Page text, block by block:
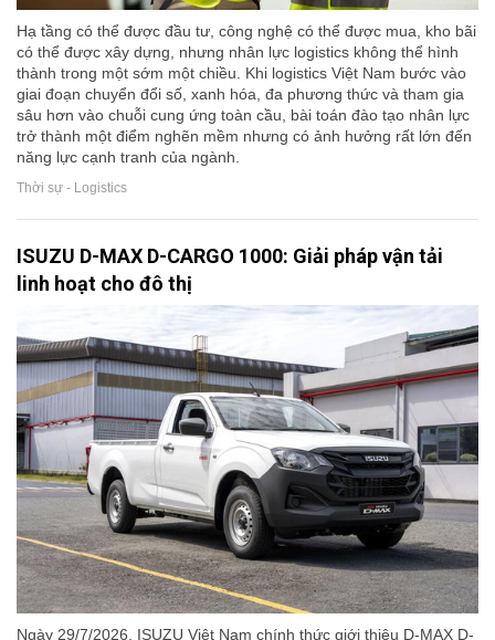
Hạ tầng có thể được đầu tư, công nghệ có thể được mua, kho bãi
có thể được xây dựng, nhưng nhân lực logistics không thể hình
thành trong một sớm một chiều. Khi logistics Việt Nam bước vào
giai đoạn chuyển đổi số, xanh hóa, đa phương thức và tham gia
sâu hơn vào chuỗi cung ứng toàn cầu, bài toán đào tạo nhân lực
trở thành một điểm nghẽn mềm nhưng có ảnh hưởng rất lớn đến
năng lực cạnh tranh của ngành.
Thời sự - Logistics
ISUZU D-MAX D-CARGO 1000: Giải pháp vận tải
linh hoạt cho đô thị
Ngày 29/7/2026, ISUZU Việt Nam chính thức giới thiệu D-MAX D-